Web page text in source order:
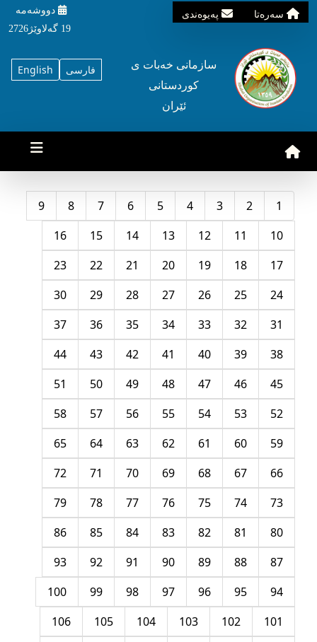
سه‌ره‌تا په‌یوه‌ندی
دووشه‌مه‌‌
19 گه‌لاوێژ2726
English فارسی
سازمانی خه‌بات ی
کوردستانی
ئێران
1
2
3
4
5
6
7
8
9
10
11
12
13
14
15
16
17
18
19
20
21
22
23
24
25
26
27
28
29
30
31
32
33
34
35
36
37
38
39
40
41
42
43
44
45
46
47
48
49
50
51
52
53
54
55
56
57
58
59
60
61
62
63
64
65
66
67
68
69
70
71
72
73
74
75
76
77
78
79
80
81
82
83
84
85
86
87
88
89
90
91
92
93
94
95
96
97
98
99
100
101
102
103
104
105
106